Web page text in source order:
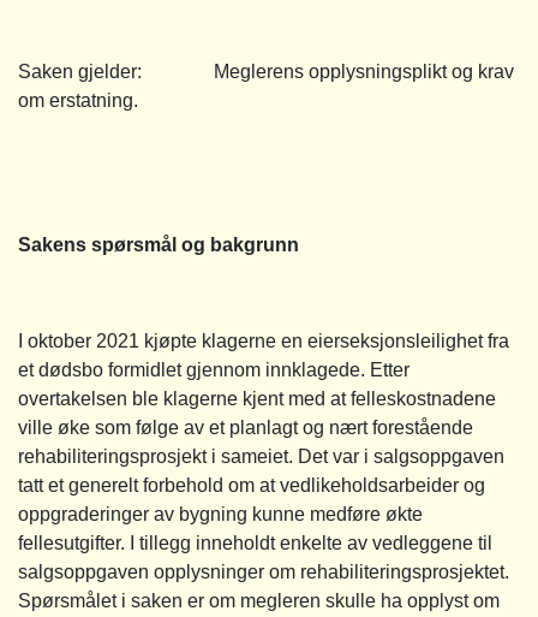
Saken gjelder: Meglerens opplysningsplikt og krav
om erstatning.
Sakens spørsmål og bakgrunn
I oktober 2021 kjøpte klagerne en eierseksjonsleilighet fra
et dødsbo formidlet gjennom innklagede. Etter
overtakelsen ble klagerne kjent med at felleskostnadene
ville øke som følge av et planlagt og nært forestående
rehabiliteringsprosjekt i sameiet. Det var i salgsoppgaven
tatt et generelt forbehold om at vedlikeholdsarbeider og
oppgraderinger av bygning kunne medføre økte
fellesutgifter. I tillegg inneholdt enkelte av vedleggene til
salgsoppgaven opplysninger om rehabiliteringsprosjektet.
Spørsmålet i saken er om megleren skulle ha opplyst om